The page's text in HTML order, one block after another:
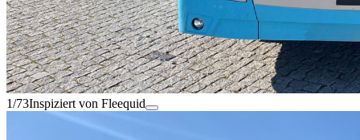
1/73Inspiziert von Fleequid